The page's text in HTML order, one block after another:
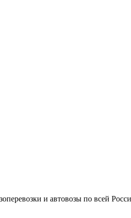
и автовозы по всей